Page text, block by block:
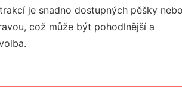
je snadno dostupných pěšky
což může být pohodlnější a